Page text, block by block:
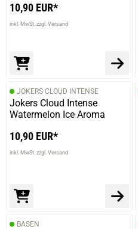
10,90 EUR*
inkl. MwSt. zzgl. Versand
JOKERS CLOUD INTENSE
Jokers Cloud Intense
Watermelon Ice Aroma
10,90 EUR*
inkl. MwSt. zzgl. Versand
BASEN